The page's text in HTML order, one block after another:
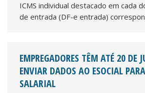
ICMS individual destacado em cada
de entrada (DF-e entrada)
EMPREGADORES TÊM ATÉ 20 DE
ENVIAR DADOS AO ESOCIAL
SALARIAL